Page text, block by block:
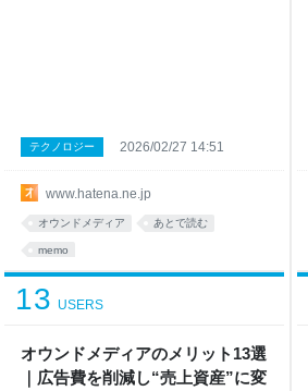
www.hatena.ne.jp
テクノロジー 2026/02/27 14:51
オウンドメディア あとで読む
memo
オウンドメディアのメリット13選
｜広告費を削減し“売上資産”に変
13 USERS